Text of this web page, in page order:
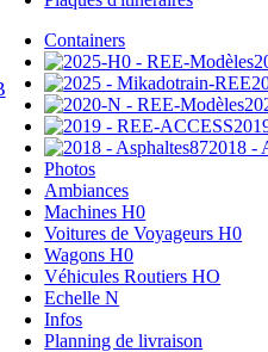
Containers
2018 -
Photos
Ambiances
Machines H0
Voitures de Voyageurs H0
Wagons H0
Véhicules Routiers HO
Echelle N
Infos
Planning de livraison